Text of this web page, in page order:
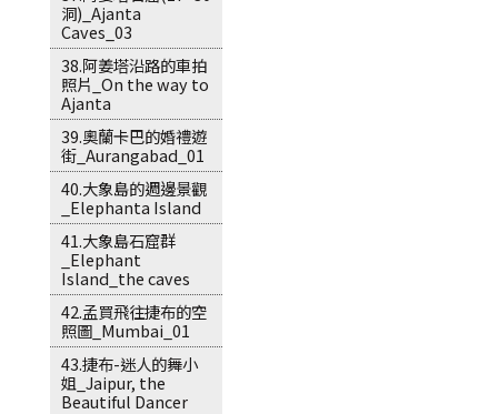
洞)_Ajanta
Caves_03
38.阿姜塔沿路的車拍
照片_On the way to
Ajanta
39.奧蘭卡巴的婚禮遊
街_Aurangabad_01
40.大象島的週邊景觀
_Elephanta Island
41.大象島石窟群
_Elephant
Island_the caves
42.孟買飛往捷布的空
照圖_Mumbai_01
43.捷布-迷人的舞小
姐_Jaipur, the
Beautiful Dancer